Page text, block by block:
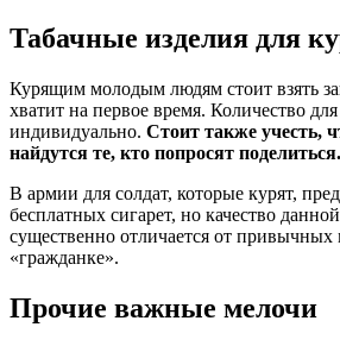
Табачные изделия для
Курящим молодым людям стоит взять
хватит на первое время. Количество
индивидуально. Стоит также учесть,
найдутся те, кто попросят поделиться.
В армии для солдат, которые курят,
бесплатных сигарет, но качество
существенно отличается от привычных
«гражданке».
Прочие важные мелочи